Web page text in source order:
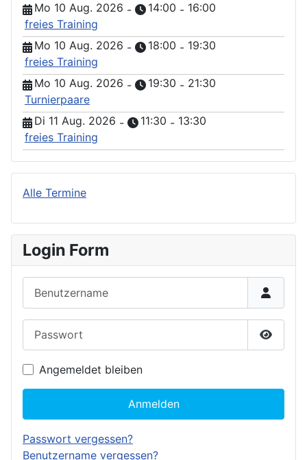
Mo 10 Aug. 2026 - 14:00 - 16:00
freies Training
Mo 10 Aug. 2026 - 18:00 - 19:30
freies Training
Mo 10 Aug. 2026 - 19:30 - 21:30
Turnierpaare
Di 11 Aug. 2026 - 11:30 - 13:30
freies Training
Alle Termine
Login Form
Angemeldet bleiben
Anmelden
Passwort vergessen?
Benutzername vergessen?